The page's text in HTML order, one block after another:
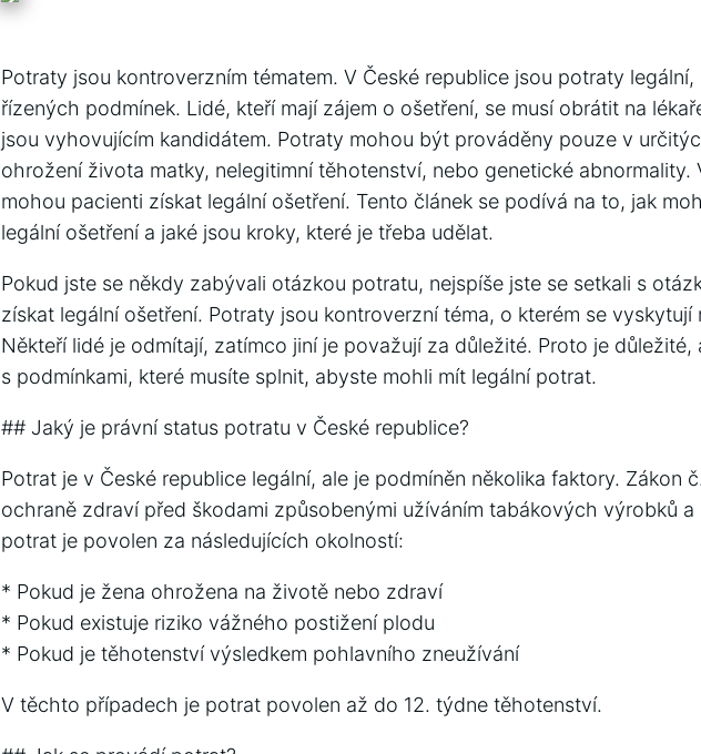
Potraty jsou kontroverzním tématem. V České republice jsou potraty legální,
řízených podmínek. Lidé, kteří mají zájem o ošetření, se musí obrátit na
jsou vyhovujícím kandidátem. Potraty mohou být prováděny pouze v
ohrožení života matky, nelegitimní těhotenství, nebo genetické abnormality.
mohou pacienti získat legální ošetření. Tento článek se podívá na to, jak
legální ošetření a jaké jsou kroky, které je třeba udělat.
Pokud jste se někdy zabývali otázkou potratu, nejspíše jste se setkali s
získat legální ošetření. Potraty jsou kontroverzní téma, o kterém se vyskytují
Někteří lidé je odmítají, zatímco jiní je považují za důležité. Proto je důležité,
s podmínkami, které musíte splnit, abyste mohli mít legální potrat.
## Jaký je právní status potratu v České republice?
Potrat je v České republice legální, ale je podmíněn několika faktory. Zákon
ochraně zdraví před škodami způsobenými užíváním tabákových výrobků
potrat je povolen za následujících okolností:
* Pokud je žena ohrožena na životě nebo zdraví
* Pokud existuje riziko vážného postižení plodu
* Pokud je těhotenství výsledkem pohlavního zneužívání
V těchto případech je potrat povolen až do 12. týdne těhotenství.